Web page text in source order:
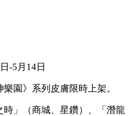
日-5月 14日
樂園》系列皮膚限時上架。
時」（商城、星鑽）、「潛龍